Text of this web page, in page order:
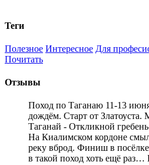
Теги
Полезное Интересное Для
Почитать
Отзывы
Поход по Таганаю 11-13
дождём. Старт от
Таганай - Откликной
На Киалимском кордоне
реку вброд. Финиш в
в такой поход хоть ещё